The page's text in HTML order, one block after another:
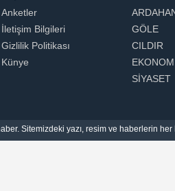
Anketler
İletişim Bilgileri
Gizlilik Politikası
Künye
GÖLE
CILDIR
SİYASET
Sitemizdeki yazı, resim ve haberlerin her